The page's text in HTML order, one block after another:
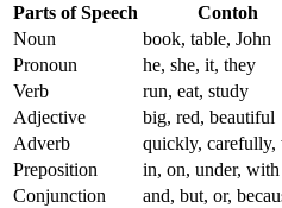
Parts of Speech
Contoh
Noun
book, table, John
Pronoun
he, she, it, they
Verb
run, eat, study
Adjective
big, red, beautiful
Adverb
quickly, carefully,
Preposition
in, on, under, with
Conjunction
and, but, or,